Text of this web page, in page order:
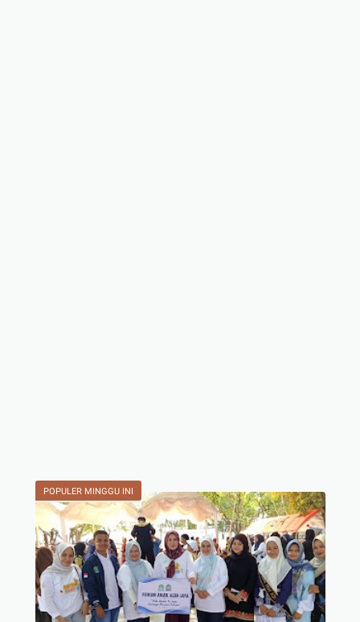
POPULER MINGGU INI